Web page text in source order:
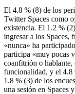
El 4.8 % (8) de los
Twitter Spaces como
existencia. El 1.2 %
ingresar a los Spaces,
«nunca» ha
participa «muy pocas
coanfitrión o hablante,
funcionalidad, y el 4.8
1.8 % (3) de los
una sesión en Spaces